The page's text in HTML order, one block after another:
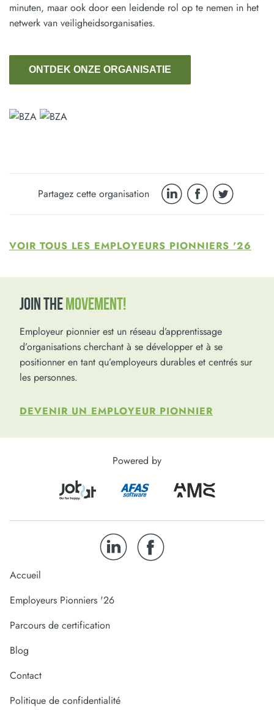
minuten, maar ook door een leidende rol op te nemen in het
netwerk van veiligheidsorganisaties.
ONTDEK ONZE ORGANISATIE
Partagez cette organisation
VOIR TOUS LES EMPLOYEURS PIONNIERS '26
JOIN THEMOVEMENT!
Employeur pionnier est un réseau d’apprentissage
d’organisations cherchant à se développer et à se
positionner en tant qu’employeurs durables et centrés sur
les personnes.
DEVENIR UN EMPLOYEUR PIONNIER
Powered by
Accueil
Employeurs Pionniers '26
Parcours de certification
Blog
Contact
Politique de confidentialité